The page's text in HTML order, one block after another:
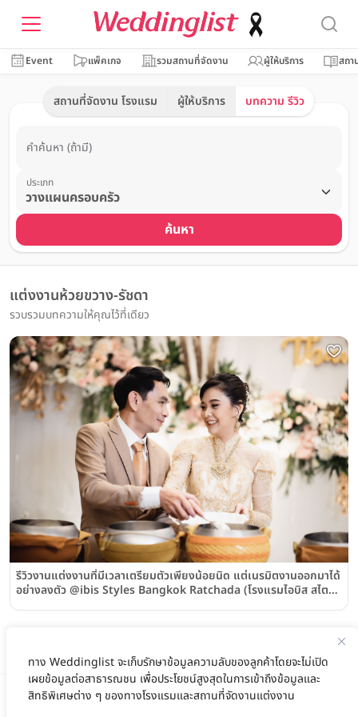
ทาง Weddinglist จะเก็บรักษาข้อมูลความลับของลูกค้าโดยจะไม่เปิด
เผยข้อมูลต่อสาธารณชน เพื่อประโยชน์สูงสุดในการเข้าถึงข้อมูลและ
สิทธิพิเศษต่าง ๆ ของทางโรงแรมและสถานที่จัดงานแต่งงาน
Event แพ็คเกจ รวมสถานที่จัดงาน ผู้ให้บริการ สถา
สถานที่จัดงาน โรงแรม ผู้ให้บริการ บทความ รีวิว
คำค้นหา (ถ้ามี)
ประเภท
ค้นหา
แต่งงานห้วยขวาง-รัชดา
รวบรวมบทความให้คุณไว้ที่เดียว
รีวิวงานแต่งงานที่มีเวลาเตรียมตัวเพียงน้อยนิด แต่เนรมิตงานออกมาได้
อย่างลงตัว @ibis Styles Bangkok Ratchada (โรงแรมไอบิส สไตล์